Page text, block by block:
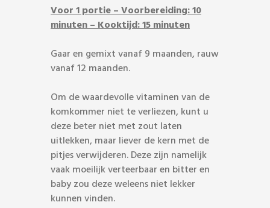
Voor 1 portie – Voorbereiding: 10
minuten – Kooktijd: 15 minuten
Gaar en gemixt vanaf 9 maanden, rauw
vanaf 12 maanden.
Om de waardevolle vitaminen van de
komkommer niet te verliezen, kunt u
deze beter niet met zout laten
uitlekken, maar liever de kern met de
pitjes verwijderen. Deze zijn namelijk
vaak moeilijk verteerbaar en bitter en
baby zou deze weleens niet lekker
kunnen vinden.